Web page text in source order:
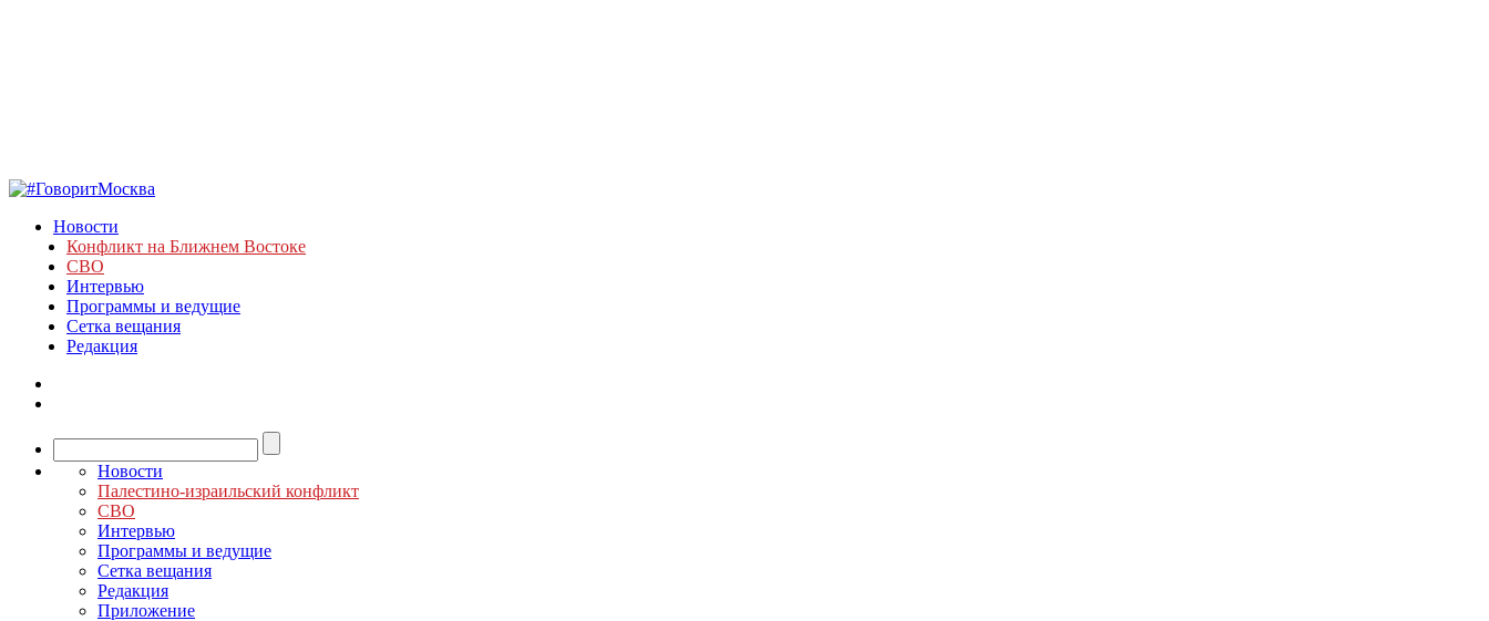
Новости
Конфликт на Ближнем Востоке
СВО
Интервью
Программы и ведущие
Сетка вещания
Редакция
Новости
Палестино-израильский конфликт
СВО
Интервью
Программы и ведущие
Сетка вещания
Редакция
Приложение